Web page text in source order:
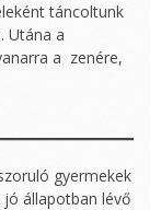
táncoltunk
Utána a
a zenére,
gyermekek
állapotban lévő